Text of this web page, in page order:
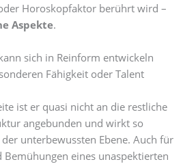
Horoskopfaktor berührt wird –
Aspekte.
sich in Reinform entwickeln
Fähigkeit oder Talent
ist er quasi nicht an die restliche
angebunden und wirkt so
unterbewussten Ebene. Auch für
Bemühungen eines unaspektierten